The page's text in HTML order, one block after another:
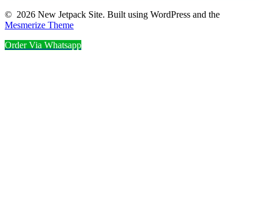
© 2026 New Jetpack Site. Built using WordPress and the
Mesmerize Theme
Order Via Whatsapp